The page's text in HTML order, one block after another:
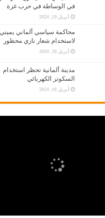
في الوساطة في حرب غزة
أبريل 19, 2024
محاكمة سياسي ألماني
لاستخدام شعار نازي محظور
أبريل 18, 2024
مدينة ألمانية تحظر استخدام
السكوتر الكهربائي
أبريل 18, 2024